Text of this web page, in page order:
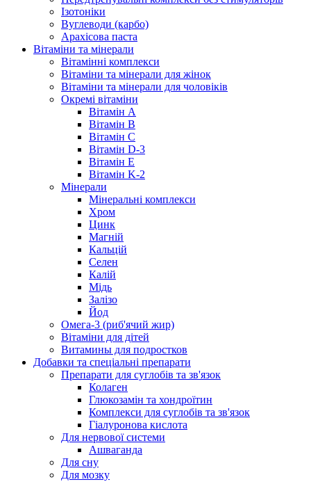
Ізотоніки
Вуглеводи (карбо)
Арахісова паста
Вітаміни та мінерали
Вітамінні комплекси
Вітаміни та мінерали для жінок
Вітаміни та мінерали для чоловіків
Окремі вітаміни
Вітамін А
Вітамін B
Вітамін C
Вітамін D-3
Вітамін Е
Вітамін K-2
Мінерали
Мінеральні комплекси
Хром
Цинк
Магній
Кальцій
Селен
Калій
Мідь
Залізо
Йод
Омега-3 (риб'ячий жир)
Вітаміни для дітей
Витамины для подростков
Добавки та спеціальні препарати
Препарати для суглобів та зв'язок
Колаген
Глюкозамін та хондроїтин
Комплекси для суглобів та зв'язок
Гіалуронова кислота
Для нервової системи
Ашваганда
Для сну
Для мозку